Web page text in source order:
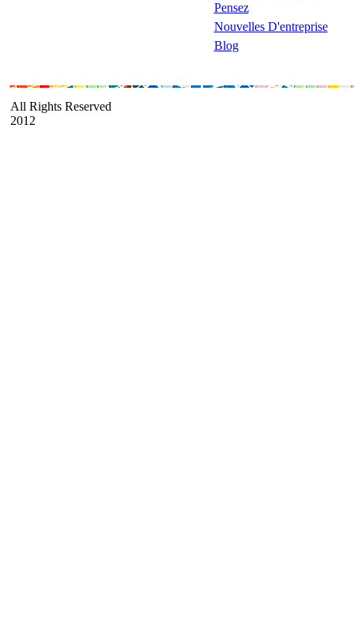
Pensez
Nouvelles D'entreprise
Blog
All Rights Reserved
2012